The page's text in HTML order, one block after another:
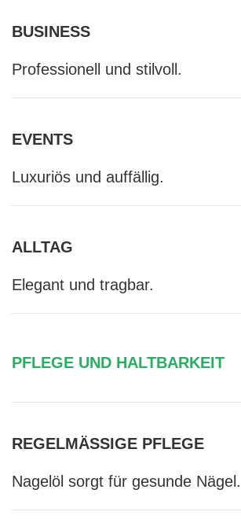
BUSINESS
Professionell und stilvoll.
EVENTS
Luxuriös und auffällig.
ALLTAG
Elegant und tragbar.
PFLEGE UND HALTBARKEIT
REGELMÄSSIGE PFLEGE
Nagelöl sorgt für gesunde Nägel.